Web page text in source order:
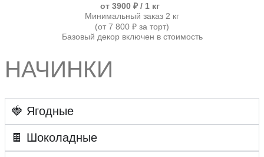
от 3900 ₽ / 1 кг
Минимальный заказ 2 кг
(от 7 800 ₽ за торт)
Базовый декор включен в стоимость
НАЧИНКИ
🍓 Ягодные
🍫 Шоколадные